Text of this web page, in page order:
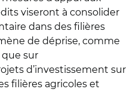
viseront à consolider
dans des filières
de déprise, comme
que sur
d’investissement sur
filières agricoles et